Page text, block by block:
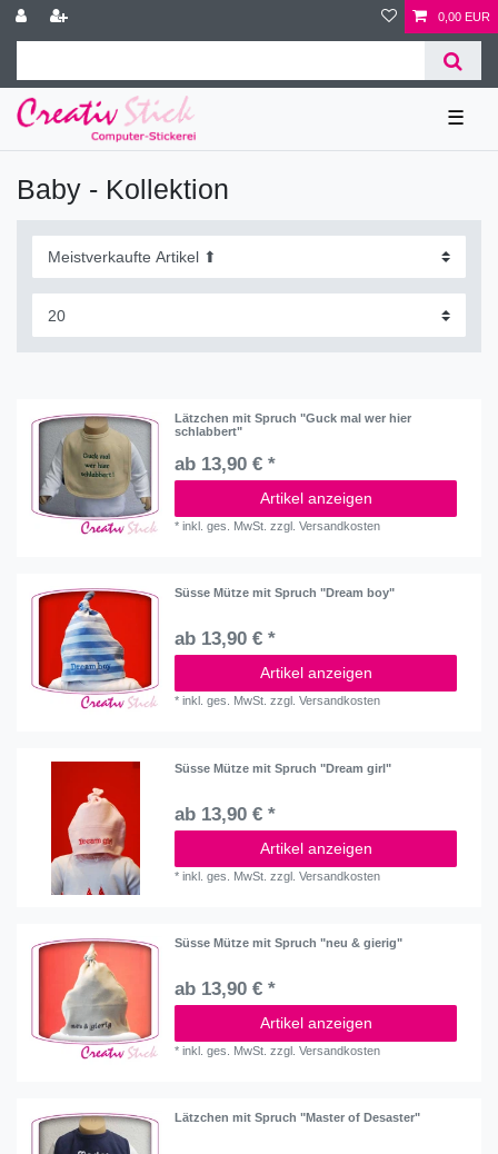
0,00 EUR
☰
Baby - Kollektion
Lätzchen mit Spruch "Guck mal wer hier
schlabbert"
ab 13,90 € *
Artikel anzeigen
*inkl. ges. MwSt. zzgl.Versandkosten
Süsse Mütze mit Spruch "Dream boy"
ab 13,90 € *
Artikel anzeigen
*inkl. ges. MwSt. zzgl.Versandkosten
Süsse Mütze mit Spruch "Dream girl"
ab 13,90 € *
Artikel anzeigen
*inkl. ges. MwSt. zzgl.Versandkosten
Süsse Mütze mit Spruch "neu & gierig"
ab 13,90 € *
Artikel anzeigen
*inkl. ges. MwSt. zzgl.Versandkosten
Lätzchen mit Spruch "Master of Desaster"